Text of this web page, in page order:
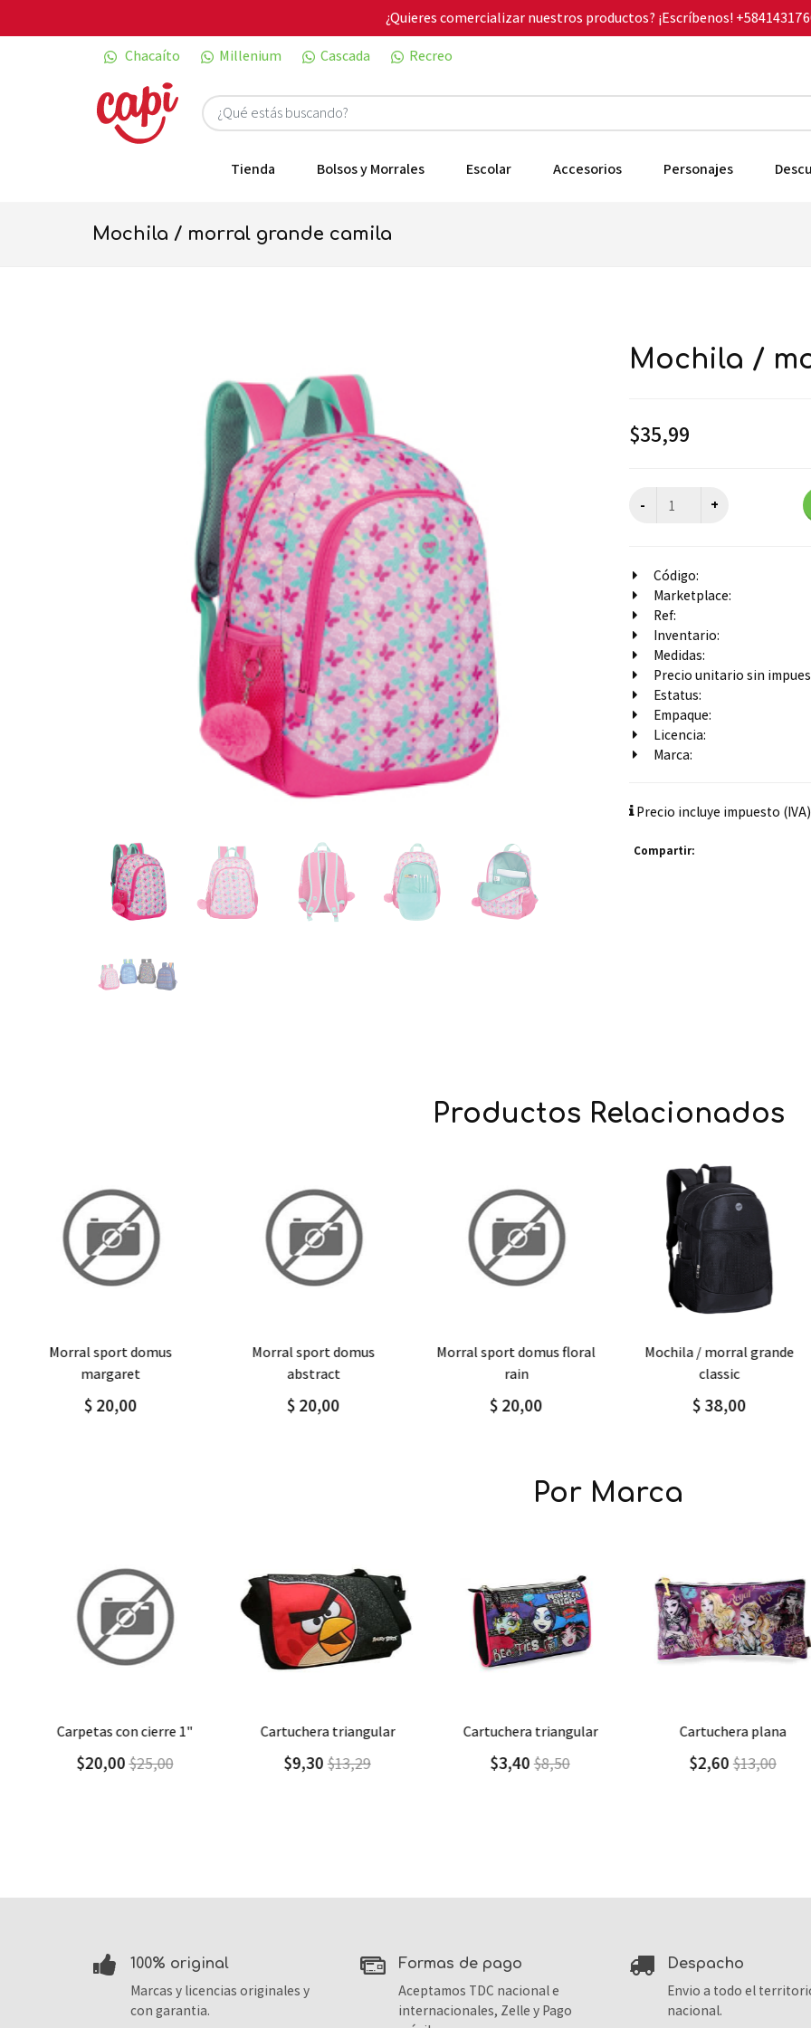
¿Quieres comercializar nuestros productos? ¡Escríbenos!
Chacaíto
Millenium Cascada Recreo
Tienda Bolsos y Morrales Escolar Accesorios Personajes
mochila / morral grande camila
mochila /
$35,99
Código:
Marketplace:
Ref:
Inventario:
Medidas:
Precio unitario sin
Estatus:
Empaque:
Licencia:
Marca:
Precio incluye impuesto
Compartir:
Productos Relacionados
Agregar Detalle
morral sport domus
margaret
$ 20,00
Agregar Detalle
morral sport domus
abstract
$ 20,00
Agregar Detalle
morral sport domus floral
rain
$ 20,00
Agregar Detalle
mochila / morral grande
classic
$ 38,00
Por Marca
Agregar Detalle
carpetas con cierre 1"
$20,00$25,00
Agregar Detalle
cartuchera triangular
$9,30$13,29
Agregar Detalle
cartuchera triangular
$3,40$8,50
Agregar Detalle
cartuchera plana
$2,60$13,00
100% original
Marcas y licencias originales y
con garantia.
formas de pago
Aceptamos TDC nacional e
internacionales, Zelle y Pago
despacho
Envio a todo el
nacional.